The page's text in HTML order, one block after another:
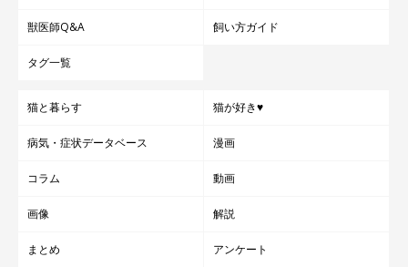
獣医師Q&A 飼い方ガイド
タグ一覧
猫と暮らす 猫が好き♥
病気・症状データベース 漫画
コラム 動画
画像 解説
まとめ アンケート